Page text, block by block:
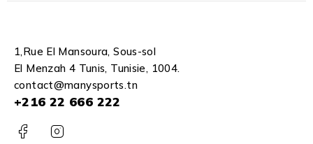
1,Rue El Mansoura, Sous-sol
El Menzah 4 Tunis, Tunisie, 1004.
contact@manysports.tn
+216 22 666 222